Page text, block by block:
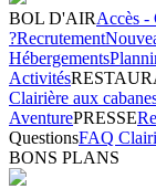
BOL D'AIRAccès -
?Recrutement
Hébergements
Activités
Clairière aux
AventurePRESSE
QuestionsFAQ
BONS PLANS